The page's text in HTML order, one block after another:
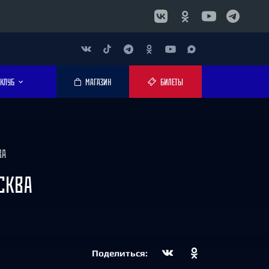
КЛУБ МАГАЗИН БИЛЕТЫ
Поделиться: